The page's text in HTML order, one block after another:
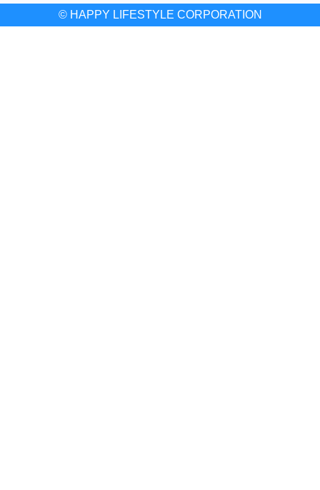
© HAPPY LIFESTYLE CORPORATION